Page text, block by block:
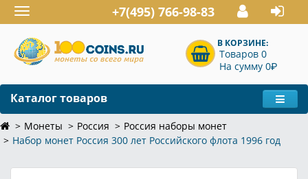
Toggle
navigation
+7(495) 766-98-83
В КОРЗИНЕ:
Товаров 0
На сумму 0P
Каталог товаров
Монеты Россия
Россия наборы монет
Набор монет Россия 300 лет Российского флота 1996 год